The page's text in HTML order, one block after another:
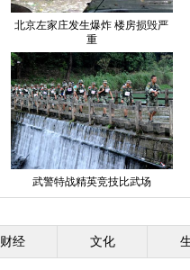
北京左家庄发生爆炸 楼房损毁严
武警特战精英竞技比武场
财经 文化